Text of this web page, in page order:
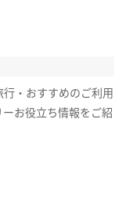
・おすすめのご利用
お役立ち情報をご紹